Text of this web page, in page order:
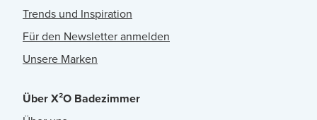
Trends und Inspiration
Für den Newsletter anmelden
Unsere Marken
Über X²O Badezimmer